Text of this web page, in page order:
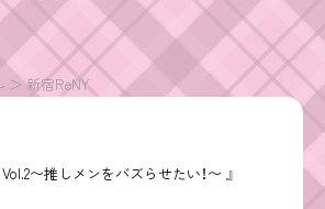
新宿ReNY
Vol.2〜推しメンをバズらせたい！〜 』